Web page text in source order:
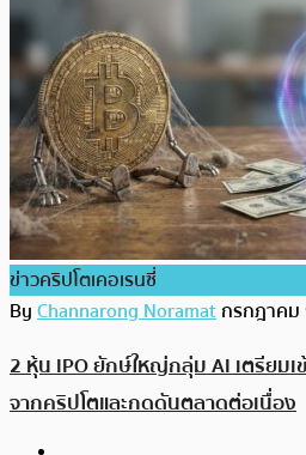
ข่าวคริปโตเคอเรนซี่
ByChannarong Noramatกรกฎาคม
2 หุ้น IPO ยักษ์ใหญ่กลุ่ม AI เตรียม
จากคริปโตและกดดันตลาดต่อเนื่อง